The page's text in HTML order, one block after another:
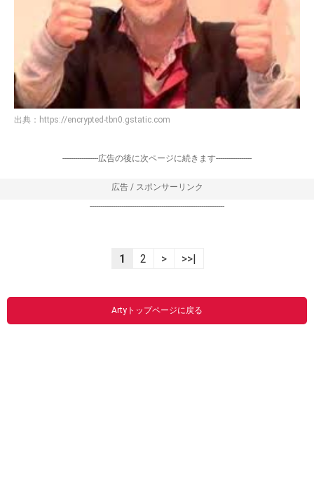
出典： https://encrypted-tbn0.gstatic.com
-----------------広告の後に次ページに続きます-----------------
広告 / スポンサーリンク
----------------------------------------------------------------
1 2 > >>|
Artyトップページに戻る